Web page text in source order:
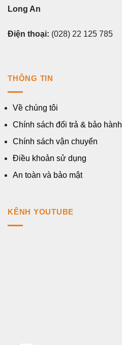
Long An
Điện thoại: (028) 22 125 785
THÔNG TIN
Về chúng tôi
Chính sách đổi trả & bảo hành
Chính sách vận chuyển
Điều khoản sử dụng
An toàn và bảo mật
KÊNH YOUTUBE